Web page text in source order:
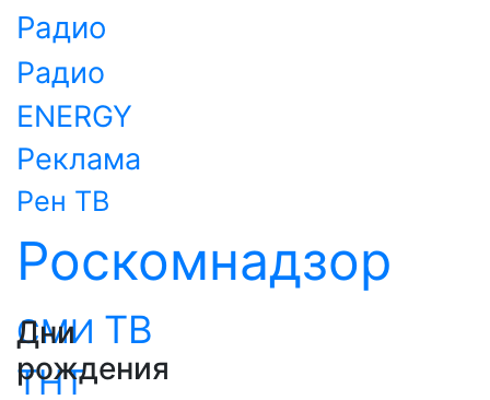
Радио
Радио
ENERGY
Реклама
Рен ТВ
Роскомнадзор
СМИ ТВ
ТНТ
Дни
рождения